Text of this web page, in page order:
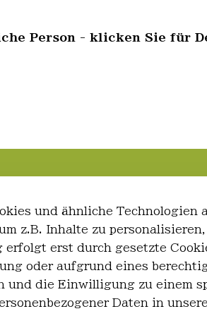
Person - klicken Sie für
und ähnliche Technologien
z.B. Inhalte zu
erfolgt erst durch gesetzte
oder aufgrund eines
und die Einwilligung zu einem
Daten in
Kontakt
Registrieren